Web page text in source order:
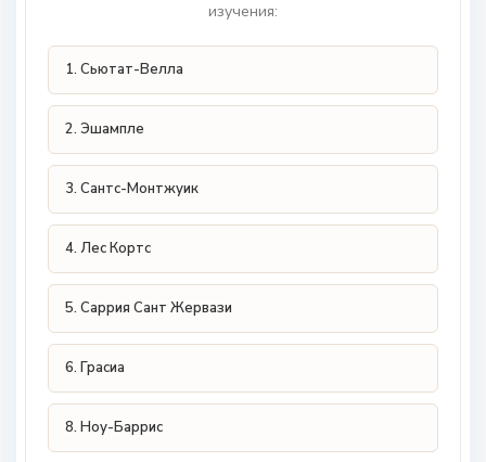
изучения:
1. Сьютат-Велла
2. Эшампле
3. Сантс-Монтжуик
4. Лес Кортс
5. Саррия Сант Жервази
6. Грасиа
8. Ноу-Баррис